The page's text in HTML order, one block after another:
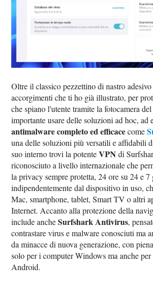
Oltre il classico pezzettino di nastro
accorgimenti che ti ho già illustrato, per
che spiano l'utente tramite la fotocamera
importante usare delle soluzioni ad hoc, ad
antimalware completo ed efficacecome
una delle soluzioni più versatili e affidabili
suo interno trovi la potenteVPN di
riconosciuto a livello internazionale che
la privacy sempre protetta, 24 ore su 24 e
indipendentemente dal dispositivo in uso,
Mac, smartphone, tablet, Smart TV o altri
Internet. Accanto alla protezione della
include ancheSurfshark Antivirus,
contrastare virus e malware conosciuti ma
da minacce di nuova generazione, con
solo per i computer Windows ma anche
Android.